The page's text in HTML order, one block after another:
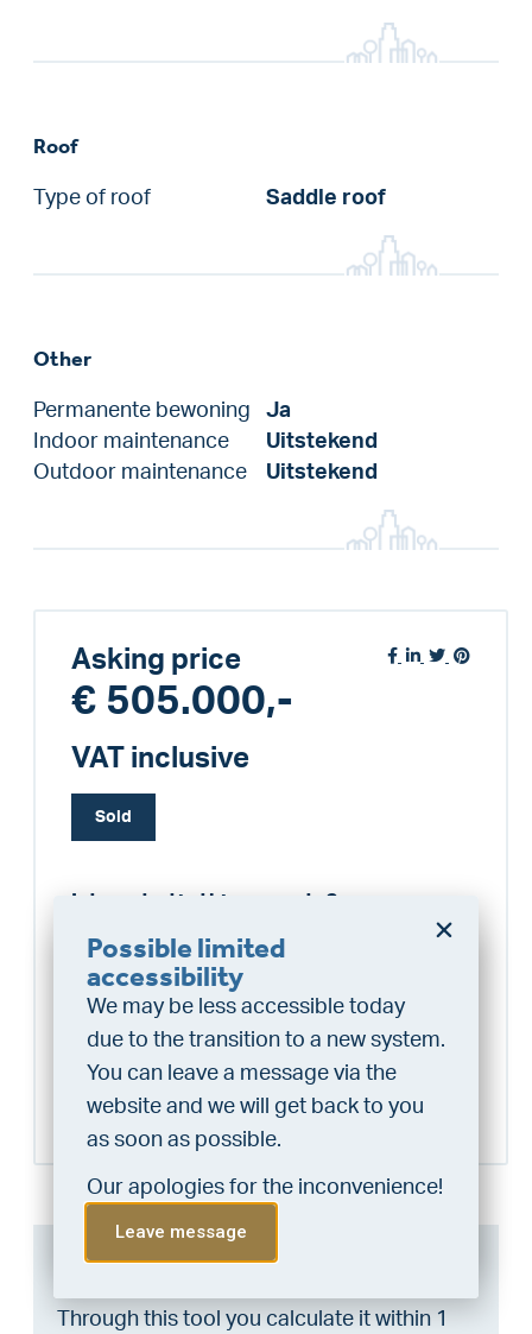
Roof
Type of roof Saddle roof
Other
Permanente bewoning
Ja
Indoor maintenance
Uitstekend
Outdoor maintenance
Uitstekend
Asking price
€ 505.000,-
VAT inclusive
Sold
Interested in this property?
VLIEG Schagen
0224296441
schagen@vlieg.nl
Schedule a visit
Can I afford this house?
Through this tool you calculate it within 1
Do you want a better
chance at being assigned a
home?
Do the financing check and get
“priority” allocation. As an exclusive
service, VLIEG Mortgages offers
Do the check!
Possible limited
accessibility
We may be less accessible today
due to the transition to a new system.
You can leave a message via the
website and we will get back to you
as soon as possible.
Our apologies for the inconvenience!
Leave message